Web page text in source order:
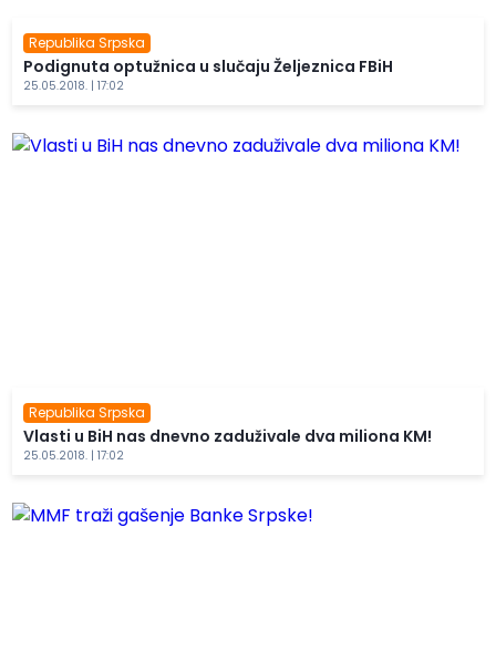
Republika Srpska
Podignuta optužnica u slučaju Željeznica FBiH
25.05.2018. | 17:02
Republika Srpska
Vlasti u BiH nas dnevno zaduživale dva miliona KM!
25.05.2018. | 17:02